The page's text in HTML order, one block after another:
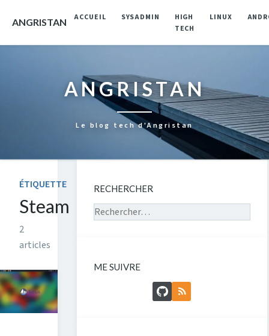
ANGRISTAN ACCUEIL SYSADMIN
HIGH
TECH
LINUX
ANGRISTAN
Le blog tech d'Angristan
ÉTIQUETTE
Steam
2
articles
RECHERCHER
Rechercher sur le site
ME SUIVRE
GitHubFlux RSS